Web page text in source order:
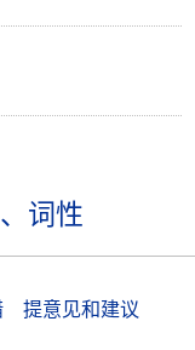
词性
提意见和建议